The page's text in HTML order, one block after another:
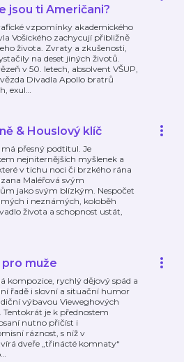
jsou ti Američani?
vzpomínky akademického
Vošického zachycují přibližně
života. Zvraty a zkušenosti,
na deset jiných životů.
v 50. letech, absolvent VŠUP,
Divadla Apollo bratrů
exul…
& Houslový klíč
přesný podtitul. Je
nejniternějších myšlenek a
v tichu noci či brzkého rána
Maléřová svým
jako svým blízkým. Nespočet
i neznámých, koloběh
života a schopnost ustát,
pro muže
kompozice, rychlý dějový spád a
řadě i slovní a situační humor
výbavou Vieweghových
Tentokrát je k přednostem
nutno přičíst i
ráznost, s níž v
dveře „třinácté komnaty“
…